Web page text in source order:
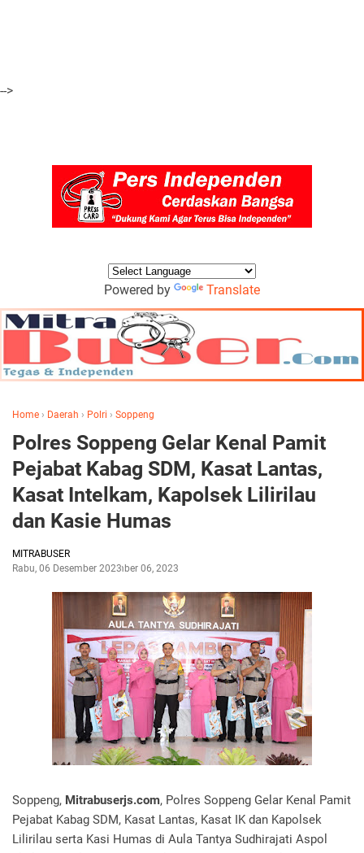
-->
Powered by Translate
Home › Daerah › Polri › Soppeng
Polres Soppeng Gelar Kenal Pamit
Pejabat Kabag SDM, Kasat Lantas,
Kasat Intelkam, Kapolsek Lilirilau
dan Kasie Humas
MITRABUSER
Rabu, 06 Desember 2023Desember 06, 2023
Soppeng, Mitrabuserjs.com, Polres Soppeng Gelar Kenal Pamit
Pejabat Kabag SDM, Kasat Lantas, Kasat IK dan Kapolsek
Lilirilau serta Kasi Humas di Aula Tantya Sudhirajati Aspol